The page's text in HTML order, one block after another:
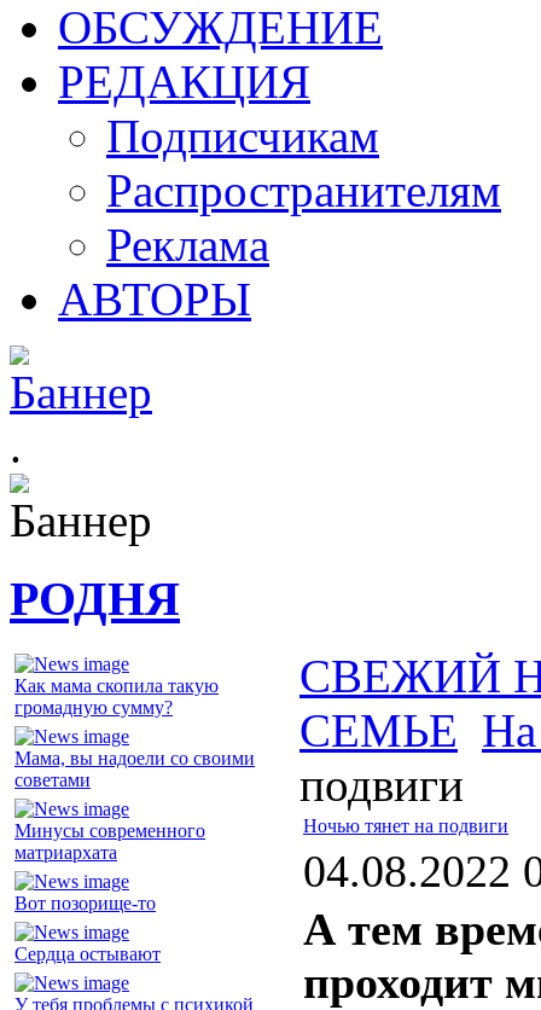
ОБСУЖДЕНИЕ
РЕДАКЦИЯ
Подписчикам
Распространителям
Реклама
АВТОРЫ
.
РОДНЯ
Как мама скопила такую
громадную сумму?
Мама, вы надоели со своими
советами
Минусы современного
матриархата
Вот позорище-то
Сердца остывают
У тебя проблемы с психикой
СВЕЖИЙ
СЕМЬЕ На
подвиги
Ночью тянет на подвиги
04.08.2022
А тем
проходит